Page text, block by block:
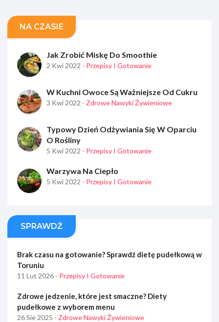
NA CZASIE
Jak Zrobić Miskę Do Smoothie
2 Kwi 2022 - Przepisy I Gotowanie
W Kuchni Owoce Są Ważniejsze Od Cukru
3 Kwi 2022 - Zdrowe Nawyki Żywieniowe
Typowy Dzień Odżywiania Się W Oparciu
O Rośliny
5 Kwi 2022 - Przepisy I Gotowanie
Warzywa Na Ciepło
5 Kwi 2022 - Przepisy I Gotowanie
SPRAWDŹ
Brak czasu na gotowanie? Sprawdź dietę pudełkową w
Toruniu
11 Lut 2026 - Przepisy I Gotowanie
Zdrowe jedzenie, które jest smaczne? Diety
pudełkowe z wyborem menu
26 Sie 2025 - Zdrowe Nawyki Żywieniowe